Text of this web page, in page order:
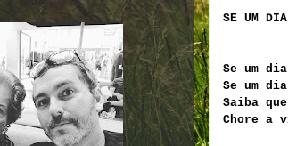
SE UM DIA
Se um
Se um
Saiba
Chore a